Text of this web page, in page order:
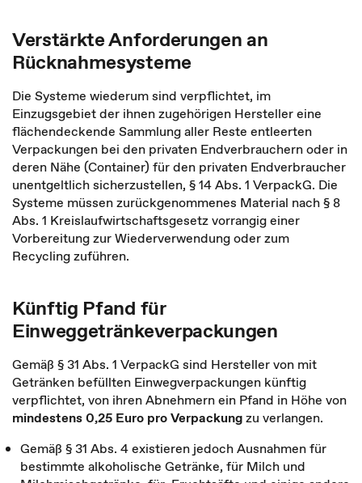
Verstärkte Anforderungen an
Rücknahmesysteme
Die Systeme wiederum sind verpflichtet, im
Einzugsgebiet der ihnen zugehörigen Hersteller eine
flächendeckende Sammlung aller Reste entleerten
Verpackungen bei den privaten Endverbrauchern oder in
deren Nähe (Container) für den privaten Endverbraucher
unentgeltlich sicherzustellen, § 14 Abs. 1 VerpackG. Die
Systeme müssen zurückgenommenes Material nach § 8
Abs. 1 Kreislaufwirtschaftsgesetz vorrangig einer
Vorbereitung zur Wiederverwendung oder zum
Recycling zuführen.
Künftig Pfand für
Einweggetränkeverpackungen
Gemäß § 31 Abs. 1 VerpackG sind Hersteller von mit
Getränken befüllten Einwegverpackungen künftig
verpflichtet, von ihren Abnehmern ein Pfand in Höhe von
mindestens 0,25 Euro pro Verpackungzu verlangen.
Gemäß § 31 Abs. 4 existieren jedoch Ausnahmen für
bestimmte alkoholische Getränke, für Milch und